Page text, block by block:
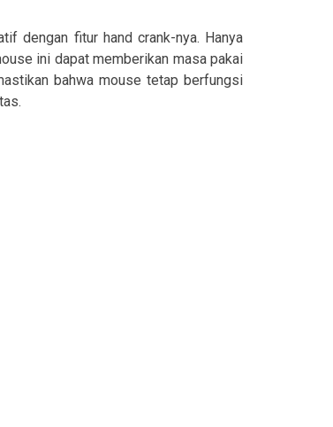
dengan fitur hand crank-nya. Hanya
ini dapat memberikan masa pakai
bahwa mouse tetap berfungsi